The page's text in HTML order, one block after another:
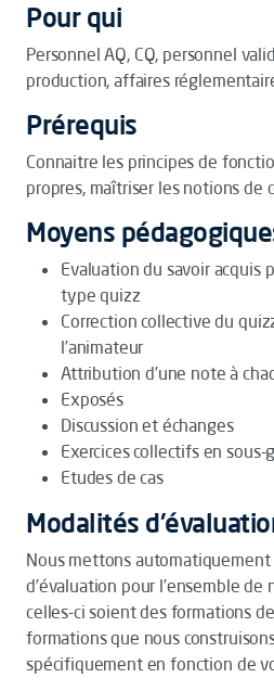
Pour qui
Personnel AQ, CQ, personnel
production, affaires
Prérequis
Connaitre les principes de
propres, maîtriser les notions de
Moyens
Evaluation du savoir acquis
type quizz
Correction collective du
l’animateur
Attribution d’une note à
Exposés
Discussion et échanges
Exercices collectifs en sous-
Etudes de cas
Modalités
Nous mettons
d’évaluation pour l’ensemble de
celles-ci soient des formations
formations que nous
spécifiquement en fonction de